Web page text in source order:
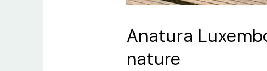
Anatura
nature